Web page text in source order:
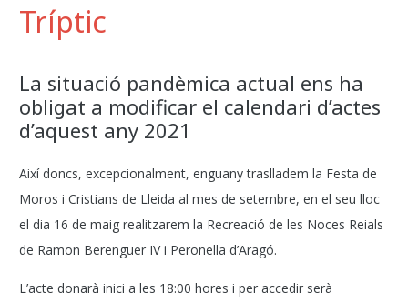
Tríptic
La situació pandèmica actual ens ha
obligat a modificar el calendari d’actes
d’aquest any 2021
Així doncs, excepcionalment, enguany traslladem la Festa de
Moros i Cristians de Lleida al mes de setembre, en el seu lloc
el dia 16 de maig realitzarem la Recreació de les Noces Reials
de Ramon Berenguer IV i Peronella d’Aragó.
L’acte donarà inici a les 18:00 hores i per accedir serà